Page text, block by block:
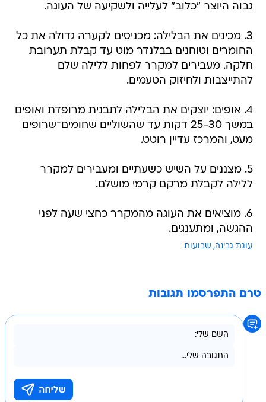
גבוה היוצר "כלוב" לעלייה ולשקיעה של העוגה.
3. מכינים את הבלילה: מכניסים לקערה גדולה את כל
החומרים וטוחנים בבלנדר מוט עד קבלת תערובת
חלקה. מעבירים למקרר לפחות ללילה שלם
להתייצבות ולחיזוק הטעמים.
4. אופים: יוצקים את הבלילה לתבנית מרופדת ואופים
במשך 25-30 דקות עד שהשוליים שחומים־שרופים
מעט, והמרכז עדיין רוטט.
5. מצננים על השיש כשעתיים ומעבירים למקרר
ללילה לקבלת מרקם קרמי מושלם.
6. מוציאים את העוגה מהמקרר כחצי שעה לפני
ההגשה, ומתענגים.
עוגת גבינה שבועות
טרם התפרסמו תגובות